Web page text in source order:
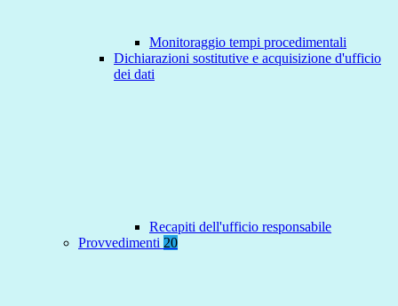
Monitoraggio tempi procedimentali
Dichiarazioni sostitutive e acquisizione d'ufficio
dei dati
Recapiti dell'ufficio responsabile
Provvedimenti 20